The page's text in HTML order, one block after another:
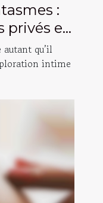
:
privés et
autant qu’il
intime